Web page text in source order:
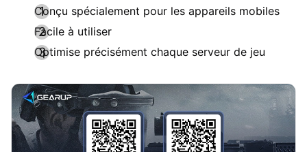
Conçu spécialement pour les appareils mobiles
Facile à utiliser
Optimise précisément chaque serveur de jeu